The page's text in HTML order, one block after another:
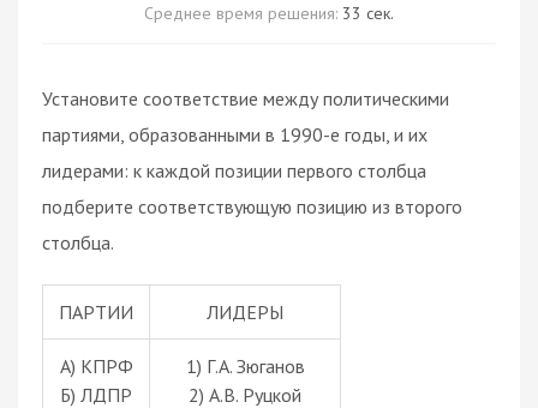
Среднее время решения: 33 сек.
Установите соответствие между политическими
партиями, образованными в 1990-е годы, и их
лидерами: к каждой позиции первого столбца
подберите соответствующую позицию из второго
столбца.
ПАРТИИ ЛИДЕРЫ
A) КПРФ
Б) ЛДПР
1) Г.А. Зюганов
2) А.В. Руцкой